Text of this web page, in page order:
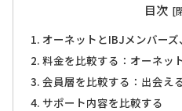
目次
オーネットとIBJメンバー
料金を比較する：オーネッ
会員層を比較する：出会え
サポート内容を比較する